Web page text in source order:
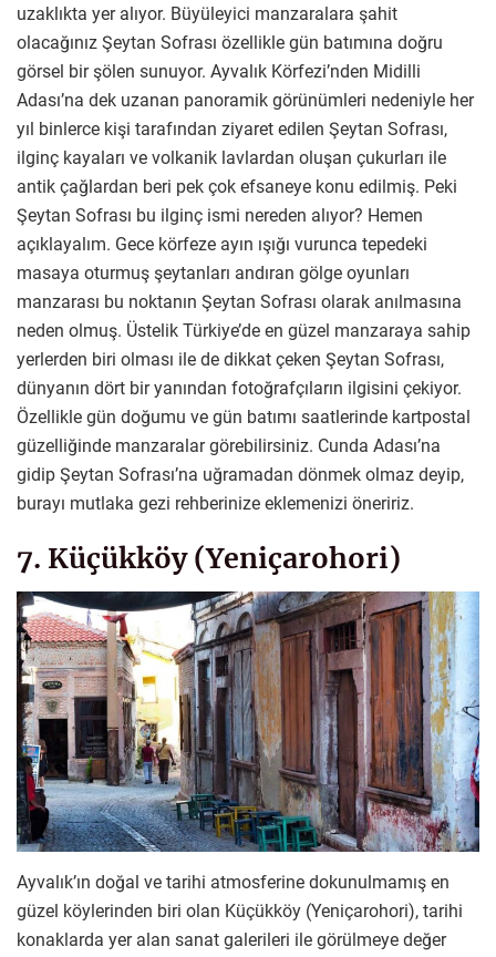
uzaklıkta yer alıyor. Büyüleyici manzaralara şahit
olacağınız Şeytan Sofrası özellikle gün batımına doğru
görsel bir şölen sunuyor. Ayvalık Körfezi’nden Midilli
Adası’na dek uzanan panoramik görünümleri nedeniyle her
yıl binlerce kişi tarafından ziyaret edilen Şeytan Sofrası,
ilginç kayaları ve volkanik lavlardan oluşan çukurları ile
antik çağlardan beri pek çok efsaneye konu edilmiş. Peki
Şeytan Sofrası bu ilginç ismi nereden alıyor? Hemen
açıklayalım. Gece körfeze ayın ışığı vurunca tepedeki
masaya oturmuş şeytanları andıran gölge oyunları
manzarası bu noktanın Şeytan Sofrası olarak anılmasına
neden olmuş. Üstelik Türkiye’de en güzel manzaraya sahip
yerlerden biri olması ile de dikkat çeken Şeytan Sofrası,
dünyanın dört bir yanından fotoğrafçıların ilgisini çekiyor.
Özellikle gün doğumu ve gün batımı saatlerinde kartpostal
güzelliğinde manzaralar görebilirsiniz. Cunda Adası’na
gidip Şeytan Sofrası’na uğramadan dönmek olmaz deyip,
burayı mutlaka gezi rehberinize eklemenizi öneririz.
7. Küçükköy (Yeniçarohori)
Ayvalık’ın doğal ve tarihi atmosferine dokunulmamış en
güzel köylerinden biri olan Küçükköy (Yeniçarohori), tarihi
konaklarda yer alan sanat galerileri ile görülmeye değer